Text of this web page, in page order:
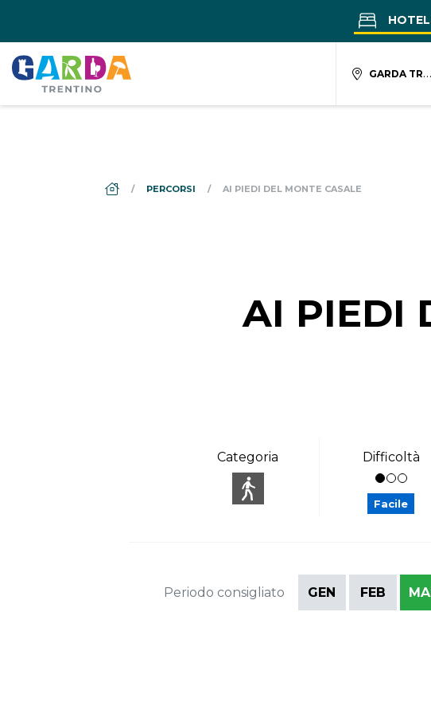
GARDA
DS_BREADCRUMB.HOME
PERCORSI AI PIEDI DEL MONTE CASALE
AI PIEDI
Categoria Difficoltà
Facile
Periodo consigliato GEN FEB